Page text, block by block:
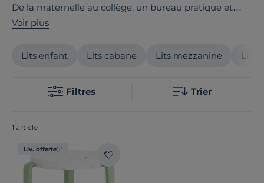
De la maternelle au collège, un bureau pratique et
fonctionnel s'avère indispensable pour apprendre,
créativité, le bureau doit s'adapter à l'âge et aux
commun de nos produits ? Ils sont tousfabriqués en
Voir plus
Lits enfant Lits cabane Lits mezzanine Lits
Filtres Trier
1 article
Liv. offerte
Hauteur
Profondeur